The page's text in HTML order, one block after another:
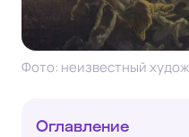
Фото: неизвестный
Оглавление